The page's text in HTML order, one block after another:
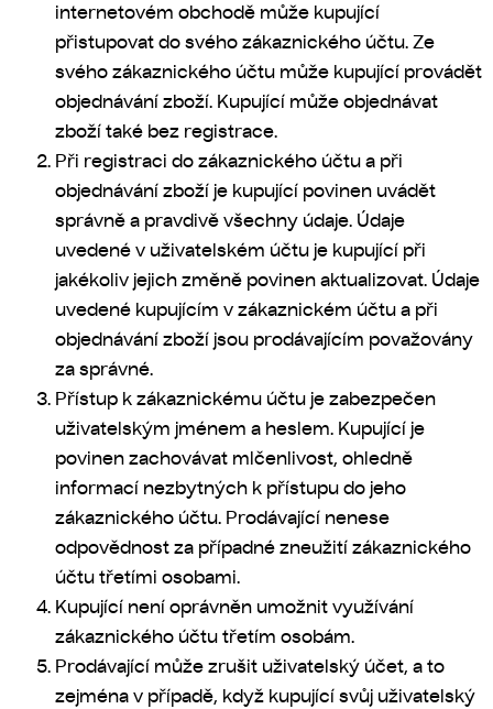
internetovém obchodě může kupující
přistupovat do svého zákaznického účtu. Ze
svého zákaznického účtu může kupující provádět
objednávání zboží. Kupující může objednávat
zboží také bez registrace.
Při registraci do zákaznického účtu a při
objednávání zboží je kupující povinen uvádět
správně a pravdivě všechny údaje. Údaje
uvedené v uživatelském účtu je kupující při
jakékoliv jejich změně povinen aktualizovat. Údaje
uvedené kupujícím v zákaznickém účtu a při
objednávání zboží jsou prodávajícím považovány
za správné.
Přístup k zákaznickému účtu je zabezpečen
uživatelským jménem a heslem. Kupující je
povinen zachovávat mlčenlivost, ohledně
informací nezbytných k přístupu do jeho
zákaznického účtu. Prodávající nenese
odpovědnost za případné zneužití zákaznického
účtu třetími osobami.
Kupující není oprávněn umožnit využívání
zákaznického účtu třetím osobám.
Prodávající může zrušit uživatelský účet, a to
zejména v případě, když kupující svůj uživatelský